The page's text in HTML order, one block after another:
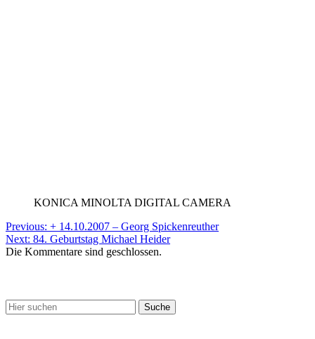
KONICA MINOLTA DIGITAL CAMERA
Beitragsnavigation
Previous: + 14.10.2007 – Georg Spickenreuther
Next: 84. Geburtstag Michael Heider
Die Kommentare sind geschlossen.